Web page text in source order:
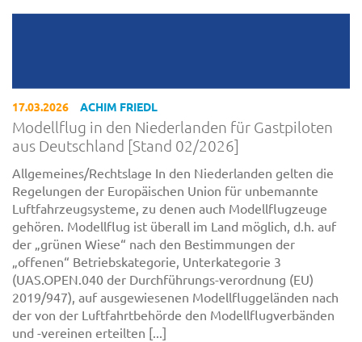
17.03.2026 ACHIM FRIEDL
Modellflug in den Niederlanden für Gastpiloten
aus Deutschland [Stand 02/2026]
Allgemeines/Rechtslage In den Niederlanden gelten die
Regelungen der Europäischen Union für unbemannte
Luftfahrzeugsysteme, zu denen auch Modellflugzeuge
gehören. Modellflug ist überall im Land möglich, d.h. auf
der „grünen Wiese“ nach den Bestimmungen der
„offenen“ Betriebskategorie, Unterkategorie 3
(UAS.OPEN.040 der Durchführungs-verordnung (EU)
2019/947), auf ausgewiesenen Modellfluggeländen nach
der von der Luftfahrtbehörde den Modellflugverbänden
und -vereinen erteilten [...]